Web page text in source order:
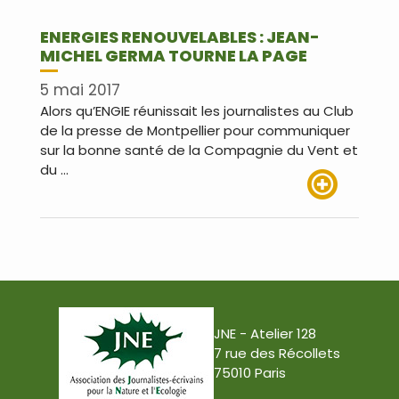
ENERGIES RENOUVELABLES : JEAN-
MICHEL GERMA TOURNE LA PAGE
5 mai 2017
Alors qu’ENGIE réunissait les journalistes au Club
de la presse de Montpellier pour communiquer
sur la bonne santé de la Compagnie du Vent et
du …
JNE - Atelier 128
7 rue des Récollets
75010 Paris